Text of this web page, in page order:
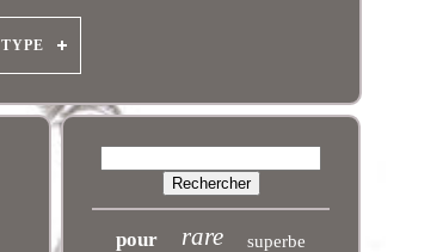
TYPE
pour rare superbe